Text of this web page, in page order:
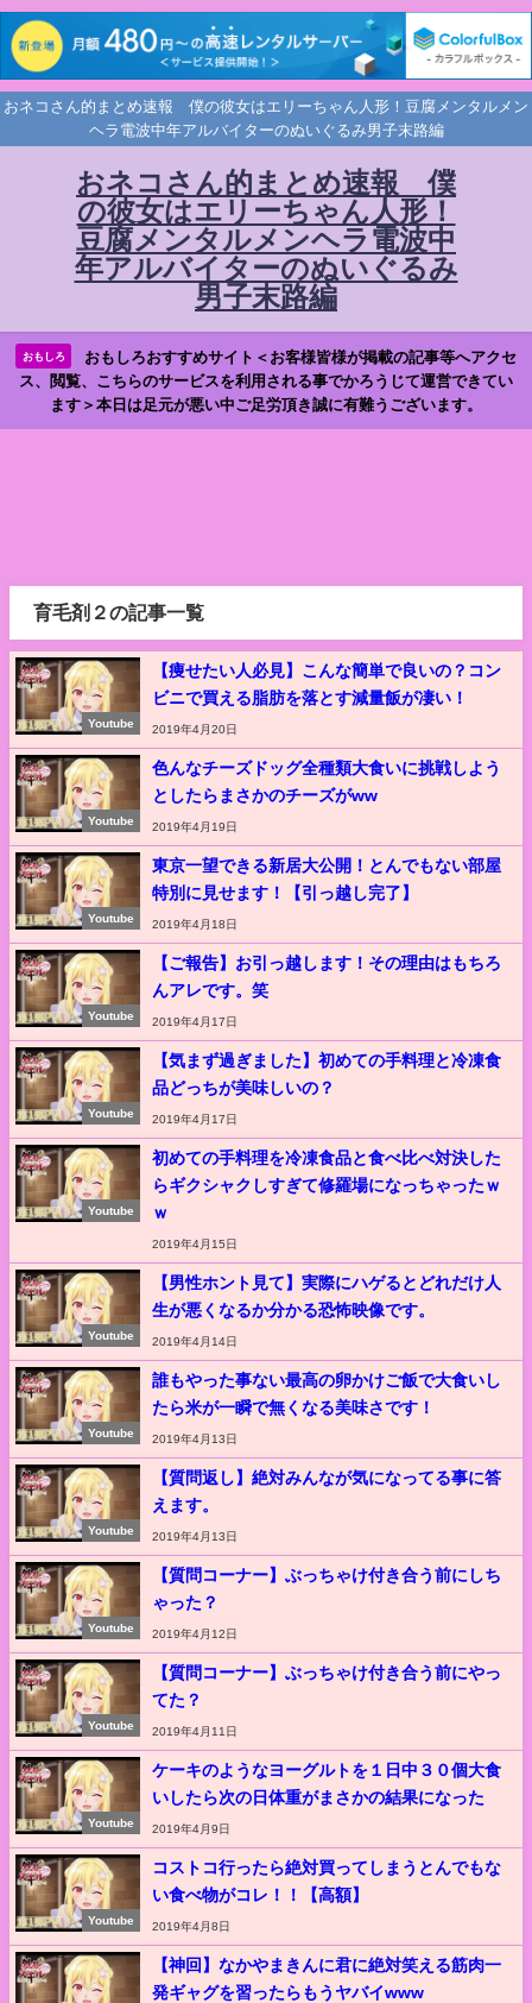
おネコさん的まとめ速報 僕の彼女はエリーちゃん人形！豆腐メンタルメン
ヘラ電波中年アルバイターのぬいぐるみ男子末路編
おネコさん的まとめ速報 僕
の彼女はエリーちゃん人形！
豆腐メンタルメンヘラ電波中
年アルバイターのぬいぐるみ
男子末路編
おもしろ
おもしろおすすめサイト＜お客様皆様が掲載の記事等へアクセ
ス、閲覧、こちらのサービスを利用される事でかろうじて運営できてい
ます＞本日は足元が悪い中ご足労頂き誠に有難うございます。
育毛剤２の記事一覧
Youtube
【痩せたい人必見】こんな簡単で良いの？コン
ビニで買える脂肪を落とす減量飯が凄い！
2019年4月20日
Youtube
色んなチーズドッグ全種類大食いに挑戦しよう
としたらまさかのチーズがww
2019年4月19日
Youtube
東京一望できる新居大公開！とんでもない部屋
特別に見せます！【引っ越し完了】
2019年4月18日
Youtube
【ご報告】お引っ越します！その理由はもちろ
んアレです。笑
2019年4月17日
Youtube
【気まず過ぎました】初めての手料理と冷凍食
品どっちが美味しいの？
2019年4月17日
Youtube
初めての手料理を冷凍食品と食べ比べ対決した
らギクシャクしすぎて修羅場になっちゃったｗ
ｗ
2019年4月15日
Youtube
【男性ホント見て】実際にハゲるとどれだけ人
生が悪くなるか分かる恐怖映像です。
2019年4月14日
Youtube
誰もやった事ない最高の卵かけご飯で大食いし
たら米が一瞬で無くなる美味さです！
2019年4月13日
Youtube
【質問返し】絶対みんなが気になってる事に答
えます。
2019年4月13日
Youtube
【質問コーナー】ぶっちゃけ付き合う前にしち
ゃった？
2019年4月12日
Youtube
【質問コーナー】ぶっちゃけ付き合う前にやっ
てた？
2019年4月11日
Youtube
ケーキのようなヨーグルトを１日中３０個大食
いしたら次の日体重がまさかの結果になった
2019年4月9日
Youtube
コストコ行ったら絶対買ってしまうとんでもな
い食べ物がコレ！！【高額】
2019年4月8日
【神回】なかやまきんに君に絶対笑える筋肉一
発ギャグを習ったらもうヤバイwww